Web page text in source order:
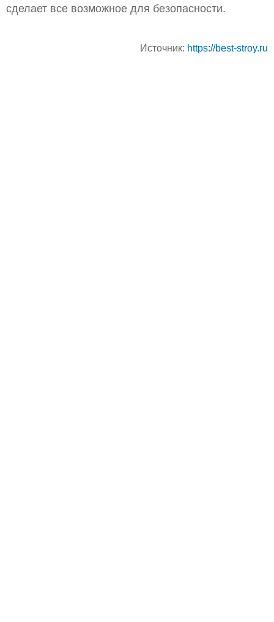
сделает все возможное для безопасности.
Источник: https://best-stroy.ru